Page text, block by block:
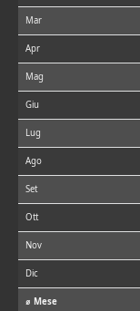
Mar
Apr
Mag
Giu
Lug
Ago
Set
Ott
Nov
Dic
⌀ Mese